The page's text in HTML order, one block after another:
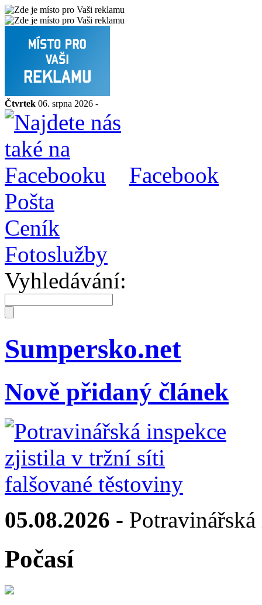
Čtvrtek 06. srpna 2026 -
Facebook
Pošta
Ceník
Fotoslužby
Vyhledávání:
Sumpersko.net
Nově přidaný článek
05.08.2026 -
Počasí